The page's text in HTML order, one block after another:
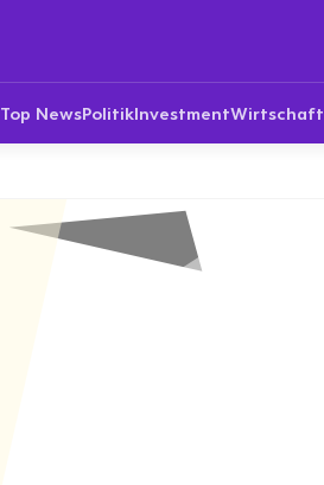
Top NewsPolitikInvestmentWirtschaft